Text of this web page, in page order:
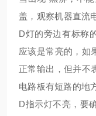
盖，观察机器直流
D灯的旁边有标称
应该是常亮的，如
正常输出，但并不
电路板有短路的地
D指示灯不亮，要